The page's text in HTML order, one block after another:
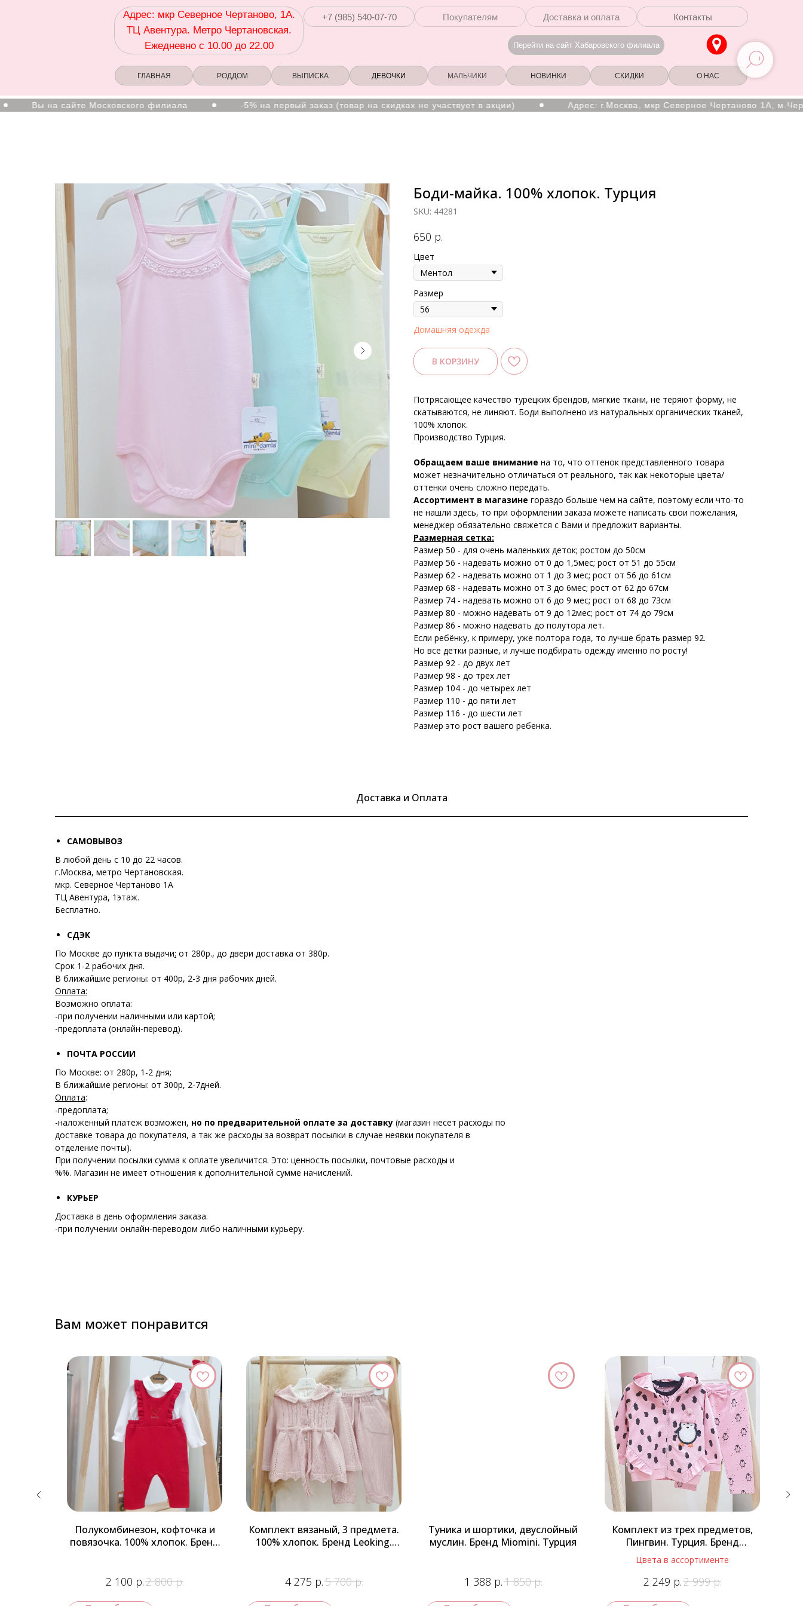
ДЕВОЧКИ МАЛЬЧИКИ СКИДКИ
Покупателям Доставка и оплата Контакты
+7 (985) 540-07-70
НОВИНКИ О НАС
Адрес: мкр Северное Чертаново, 1А.
ТЦ Авентура. Метро Чертановская.
Ежедневно с 10.00 до 22.00
ГЛАВНАЯ ВЫПИСКА
Перейти на сайт Хабаровского филиала
РОДДОМ
сайте Московского филиала -5% на первый заказ (товар на скидках не участвует в акции) Адрес: г.Москва, мкр Северное Чертаново 1А,
Боди-майка. 100% хлопок. Турция
SKU: 44281
650 р.
Цвет
Размер
Домашняя одежда
В КОРЗИНУ
Потрясающее качество турецких брендов, мягкие ткани, не теряют форму, не
скатываются, не линяют. Боди выполнено из натуральных органических тканей,
100% хлопок.
Производство Турция.
Обращаем ваше внимание на то, что оттенок представленного товара
может незначительно отличаться от реального, так как некоторые цвета/
оттенки очень сложно передать.
Ассортимент в магазине гораздо больше чем на сайте, поэтому если что-то
не нашли здесь, то при оформлении заказа можете написать свои пожелания,
менеджер обязательно свяжется с Вами и предложит варианты.
Размерная сетка:
Размер 50 - для очень маленьких деток; ростом до 50см
Размер 56 - надевать можно от 0 до 1,5мес; рост от 51 до 55см
Размер 62 - надевать можно от 1 до 3 мес; рост от 56 до 61см
Размер 68 - надевать можно от 3 до 6мес; рост от 62 до 67см
Размер 74 - надевать можно от 6 до 9 мес; рост от 68 до 73см
Размер 80 - можно надевать от 9 до 12мес; рост от 74 до 79см
Размер 86 - можно надевать до полутора лет.
Если ребёнку, к примеру, уже полтора года, то лучше брать размер 92.
Но все детки разные, и лучше подбирать одежду именно по росту!
Размер 92 - до двух лет
Размер 98 - до трех лет
Размер 104 - до четырех лет
Размер 110 - до пяти лет
Размер 116 - до шести лет
Размер это рост вашего ребенка.
Доставка и Оплата
САМОВЫВОЗ
В любой день с 10 до 22 часов.
г.Москва, метро Чертановская.
мкр. Северное Чертаново 1А
ТЦ Авентура, 1этаж.
Бесплатно.
СДЭК
По Москве до пункта выдачи: от 280р., до двери доставка от 380р.
Срок 1-2 рабочих дня.
В ближайшие регионы: от 400р, 2-3 дня рабочих дней.
Оплата:
Возможно оплата:
-при получении наличными или картой;
-предоплата (онлайн-перевод).
ПОЧТА РОССИИ
По Москве: от 280р, 1-2 дня;
В ближайшие регионы: от 300р, 2-7дней.
Оплата:
-предоплата;
-наложенный платеж возможен, но по предварительной оплате за доставку (магазин несет расходы по
доставке товара до покупателя, а так же расходы за возврат посылки в случае неявки покупателя в
отделение почты).
При получении посылки сумма к оплате увеличится. Это: ценность посылки, почтовые расходы и
%%. Магазин не имеет отношения к дополнительной сумме начислений.
КУРЬЕР
Доставка в день оформления заказа.
-при получении онлайн-переводом либо наличными курьеру.
Вам может понравится
Полукомбинезон, кофточка и
повязочка. 100% хлопок. Бренд
2 100 р.2 800 р.
Комплект вязаный, 3 предмета.
100% хлопок. Бренд Leoking.
4 275 р.5 700 р.
Туника и шортики, двуслойный
муслин. Бренд Miomini. Турция
1 388 р.1 850 р.
Комплект из трех предметов,
Пингвин. Турция. Бренд
Цвета в ассортименте
2 249 р.2 999 р.